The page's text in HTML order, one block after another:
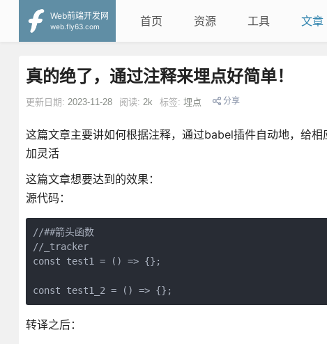
Web前端开发网
web.fly63.com
首页 资源 工具 文章
真的绝了，通过注释来埋点好简单！
更新日期: 2023-11-28 阅读: 2k 标签: 埋点 分享
这篇文章主要讲如何根据注释，通过babel插件自动地，给
加灵活
这篇文章想要达到的效果：
源代码：
//##箭头函数
//_tracker
const test1 = () => {};
const test1_2 = () => {};
转译之后：